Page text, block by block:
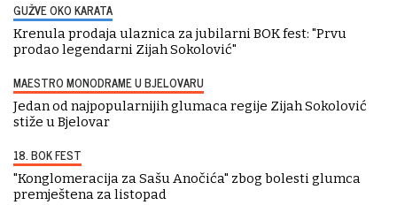
GUŽVE OKO KARATA
Krenula prodaja ulaznica za jubilarni BOK fest: "Prvu
prodao legendarni Zijah Sokolović"
MAESTRO MONODRAME U BJELOVARU
Jedan od najpopularnijih glumaca regije Zijah Sokolović
stiže u Bjelovar
18. BOK FEST
"Konglomeracija za Sašu Anočića" zbog bolesti glumca
premještena za listopad